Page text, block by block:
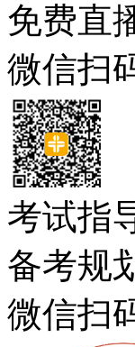
免费直
微信扫
考试指
备考规
微信扫